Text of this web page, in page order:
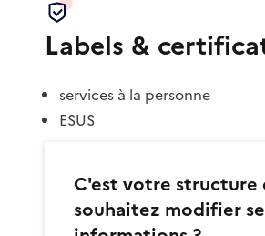
Labels &
services à la personne
ESUS
C'est votre structure
souhaitez modifier